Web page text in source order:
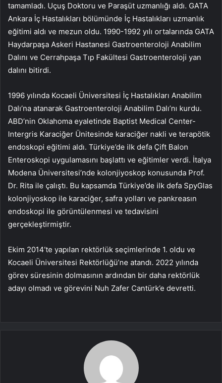
tamamladı. Uçuş Doktoru ve Paraşüt uzmanlığı aldı. GATA
Ankara İç Hastalıkları bölümünde İç Hastalıkları uzmanlık
eğitimi aldı ve mezun oldu. 1990-1992 yılı ortalarında GATA
Haydarpaşa Askeri Hastanesi Gastroenteroloji Anabilim
Dalını ve Cerrahpaşa Tıp Fakültesi Gastroenteroloji yan
dalını bitirdi.
1996 yılında Kocaeli Üniversitesi İç Hastalıkları Anabilim
Dalı’na atanarak Gastroenteroloji Anabilim Dalı’nı kurdu.
ABD’nin Oklahoma eyaletinde Baptist Medical Center-
Intergris Karaciğer Ünitesinde karaciğer nakli ve terapötik
endoskopi eğitimi aldı. Türkiye’de ilk defa Çift Balon
Enteroskopi uygulamasını başlattı ve eğitimler verdi. İtalya
Modena Üniversitesi’nde kolonjiyoskop konusunda Prof.
Dr. Rita ile çalıştı. Bu kapsamda Türkiye’de ilk defa SpyGlas
kolonjiyoskop ile karaciğer, safra yolları ve pankreasın
endoskopi ile görüntülenmesi ve tedavisini
gerçekleştirmiştir.
Ekim 2014’te yapılan rektörlük seçimlerinde 1. oldu ve
Kocaeli Üniversitesi Rektörlüğü’ne atandı. 2022 yılında
görev süresinin dolmasının ardından bir daha rektörlük
adayı olmadı ve görevini Nuh Zafer Cantürk’e devretti.